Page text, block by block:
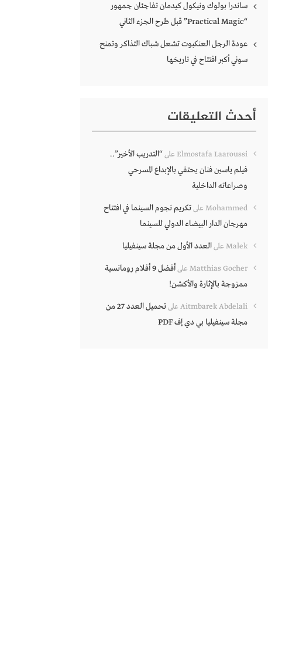
ساندرا بولوك ونيكول كيدمان تفاجئان جمهور
“Practical Magic” قبل طرح الجزء الثاني
عودة الرجل العنكبوت تشعل شباك التذاكر وتمنح
سوني أكبر افتتاح في تاريخها
أحدث التعليقات
Elmostafa Laaroussi على“التدريب الأخير”..
فيلم ياسين فنان يحتفي بالإبداع المسرحي
وصراعاته الداخلية
Mohammed علىتكريم نجوم السينما في افتتاح
مهرجان الدار البيضاء الدولي للسينما
Malek علىالعدد الأول من مجلة سينفيليا
Matthias Gocher على
أفضل 9 أفلام رومانسية
ممزوجة بالإثارة والأكشن!
Aitmbarek Abdelali على
تحميل العدد 27 من
مجلة سينفيليا بي دي إف PDF